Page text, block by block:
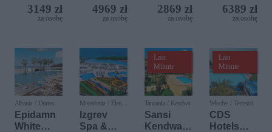
Iberostar
Bijela
3149 zł
za osobę
Nature
4969 zł
za osobę
2869 zł
za osobę
Golf
Resort by
6389 zł
za osobę
Albania / Durres
Epidamn
White
Macedonia / Elen
Kamen
Izgrev
Spa &
Last
Minute
Tanzania / Kendwa
Sansi
Kendwa
Last
Minute
Włochy / Terrasini
CDS
Hotels